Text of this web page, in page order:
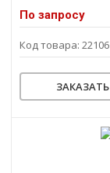
По запросу
Код товара: 22106
ЗАКАЗАТЬ